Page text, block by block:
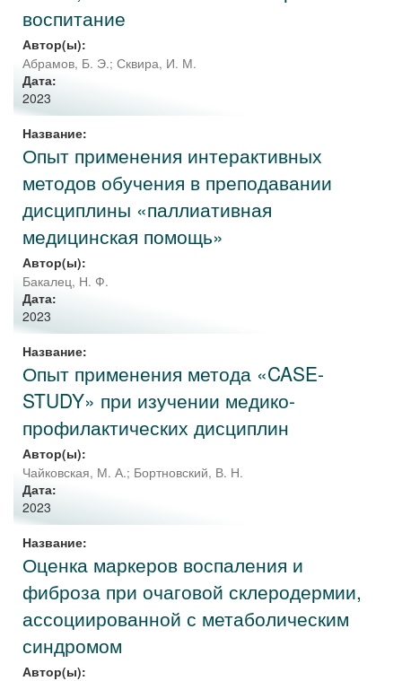
воспитание
Автор(ы):
Абрамов, Б. Э.; Сквира, И. М.
Дата:
2023
Название:
Опыт применения интерактивных
методов обучения в преподавании
дисциплины «паллиативная
медицинская помощь»
Автор(ы):
Бакалец, Н. Ф.
Дата:
2023
Название:
Опыт применения метода «CASE-
STUDY» при изучении медико-
профилактических дисциплин
Автор(ы):
Чайковская, М. А.; Бортновский, В. Н.
Дата:
2023
Название:
Оценка маркеров воспаления и
фиброза при очаговой склеродермии,
ассоциированной с метаболическим
синдромом
Автор(ы):